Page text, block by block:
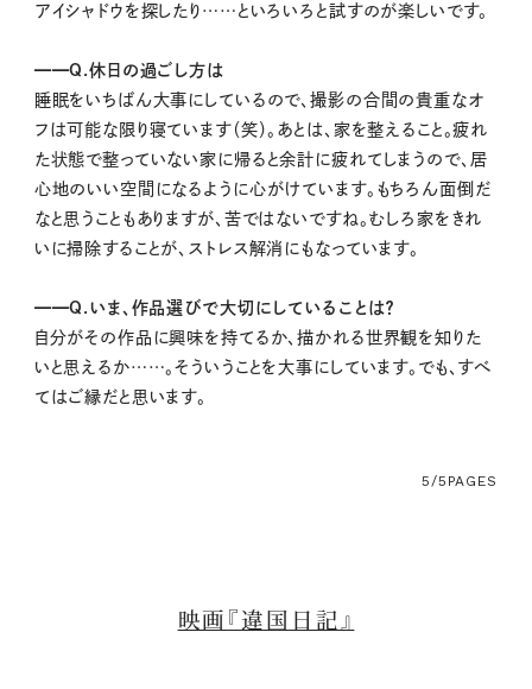
アイシャドウを探したり……といろいろと試すのが楽しいです。
━━Q.休日の過ごし方は
睡眠をいちばん大事にしているので、撮影の合間の貴重なオ
フは可能な限り寝ています（笑）。あとは、家を整えること。疲れ
た状態で整っていない家に帰ると余計に疲れてしまうので、居
心地のいい空間になるように心がけています。もちろん面倒だ
なと思うこともありますが、苦ではないですね。むしろ家をきれ
いに掃除することが、ストレス解消にもなっています。
━━Q.いま、作品選びで大切にしていることは？
自分がその作品に興味を持てるか、描かれる世界観を知りた
いと思えるか……。そういうことを大事にしています。でも、すべ
てはご縁だと思います。
5/5 PAGES
映画『違国日記』